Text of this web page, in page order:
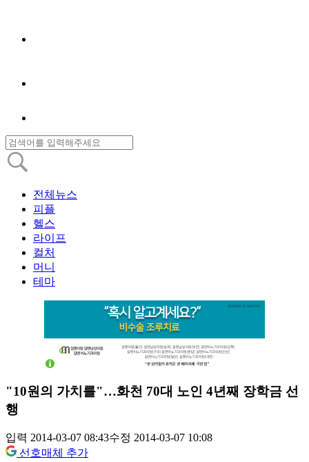
전체뉴스
피플
헬스
라이프
컬처
머니
테마
"10원의 가치를"…화천 70대 노인 4년째 장학금 선
행
입력 2014-03-07 08:43수정 2014-03-07 10:08
선호매체 추가